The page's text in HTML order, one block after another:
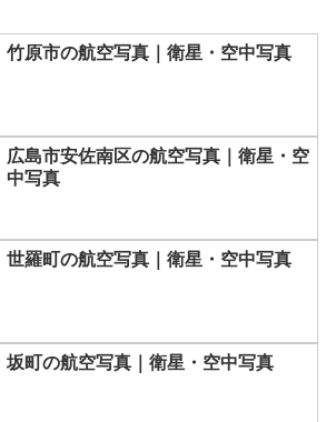
竹原市の航空写真｜衛星・空中写真
広島市安佐南区の航空写真｜衛星・空
中写真
世羅町の航空写真｜衛星・空中写真
坂町の航空写真｜衛星・空中写真